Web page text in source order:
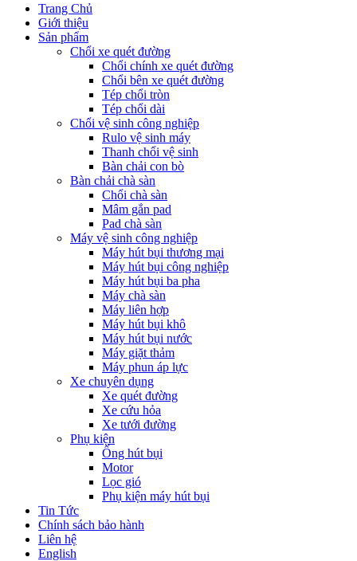
Trang Chủ
Giới thiệu
Sản phẩm
Chổi xe quét đường
Chổi chính xe quét đường
Chổi bên xe quét đường
Tép chổi tròn
Tép chổi dài
Chổi vệ sinh công nghiệp
Rulo vệ sinh máy
Thanh chổi vệ sinh
Bàn chải con bò
Bàn chải chà sàn
Chổi chà sàn
Mâm gắn pad
Pad chà sàn
Máy vệ sinh công nghiệp
Máy hút bụi thương mại
Máy hút bụi công nghiệp
Máy hút bụi ba pha
Máy chà sàn
Máy liên hợp
Máy hút bụi khô
Máy hút bụi nước
Máy giặt thảm
Máy phun áp lực
Xe chuyên dụng
Xe quét đường
Xe cứu hỏa
Xe tưới đường
Phụ kiện
Ống hút bụi
Motor
Lọc gió
Phụ kiện máy hút bụi
Tin Tức
Chính sách bảo hành
Liên hệ
English